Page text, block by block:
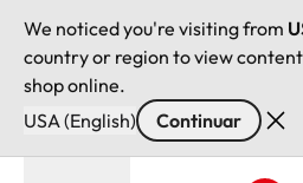
We noticed you're visiting from
country or region to view
shop online.
USA (English)
Continuar